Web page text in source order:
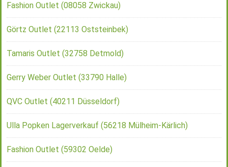
Fashion Outlet (08058 Zwickau)
Görtz Outlet (22113 Oststeinbek)
Tamaris Outlet (32758 Detmold)
Gerry Weber Outlet (33790 Halle)
QVC Outlet (40211 Düsseldorf)
Ulla Popken Lagerverkauf (56218 Mülheim-Kärlich)
Fashion Outlet (59302 Oelde)